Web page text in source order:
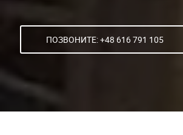
ПОЗВОНИТЕ: +48 616 791 105